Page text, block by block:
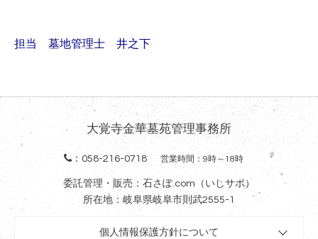
担当 墓地管理士 井之下
大覚寺金華墓苑管理事務所
： 058-216-0718 営業時間：9時～18時
委託管理・販売：石さぽ.com（いしサポ）
所在地：岐阜県岐阜市則武2555-1
個人情報保護方針について